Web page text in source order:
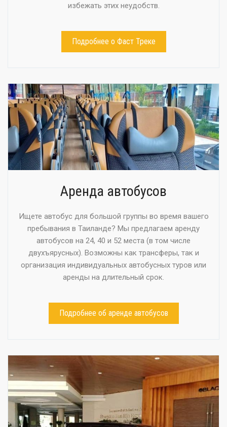
избежать этих неудобств.
Подробнее о Фаст Треке
Аренда автобусов
Ищете автобус для большой группы во время вашего
пребывания в Таиланде? Мы предлагаем аренду
автобусов на 24, 40 и 52 места (в том числе
двухъярусных). Возможны как трансферы, так и
организация индивидуальных автобусных туров или
аренды на длительный срок.
Подробнее об аренде автобусов